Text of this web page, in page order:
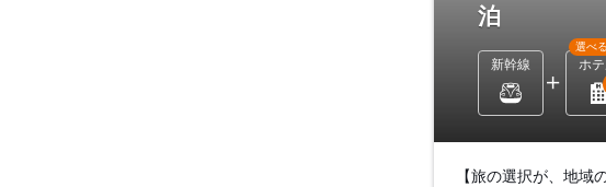
泊
新幹線 ホ
選べる
【旅の選択が、地域